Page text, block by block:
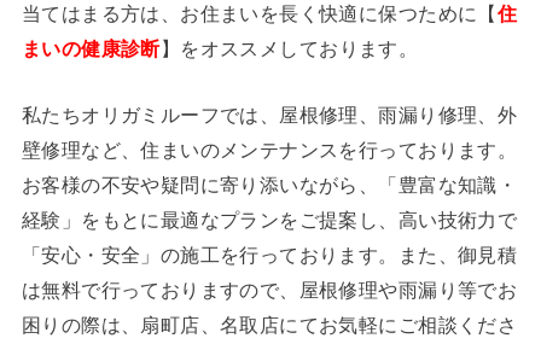
当てはまる方は、お住まいを長く快適に保つために【住
まいの健康診断】をオススメしております。
私たちオリガミルーフでは、屋根修理、雨漏り修理、外
壁修理など、住まいのメンテナンスを行っております。
お客様の不安や疑問に寄り添いながら、「豊富な知識・
経験」をもとに最適なプランをご提案し、高い技術力で
「安心・安全」の施工を行っております。また、御見積
は無料で行っておりますので、屋根修理や雨漏り等でお
困りの際は、扇町店、名取店にてお気軽にご相談くださ